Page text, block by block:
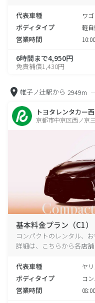
代表車種 ワ
ボディタイプ 軽
営業時間
6時間まで4,950円
免責補償1,430円
帷子ノ辻駅から 2949m
トヨタレンタカー
京都市中京区西ノ京
基本料金プラン（C1）
コンパクトのレンタル、
詳細は、こちらから各店舗
代表車種 ヤ
ボディタイプ コ
営業時間